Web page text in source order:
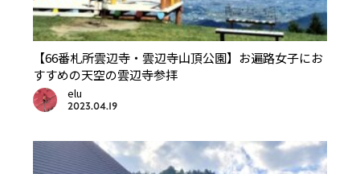
【66番札所雲辺寺・雲辺寺山頂公園】お遍路女子にお
すすめの天空の雲辺寺参拝
elu
2023.04.19